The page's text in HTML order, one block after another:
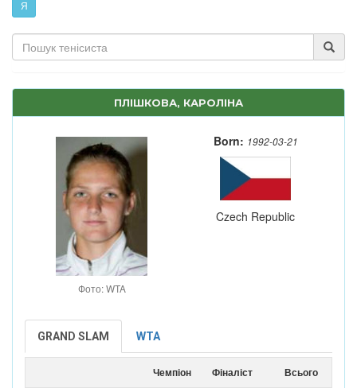
Я
ПЛІШКОВА, КАРОЛІНА
Фото: WTA
Born: 1992-03-21
Czech Republic
GRAND SLAM WTA
Чемпіон Фіналіст Всього